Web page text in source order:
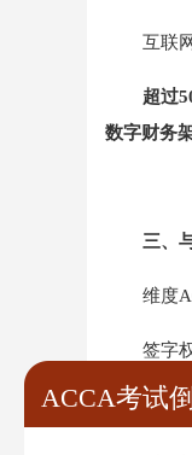
互联
超过
数字财务
三、
维度
签字
国际
ACCA考试